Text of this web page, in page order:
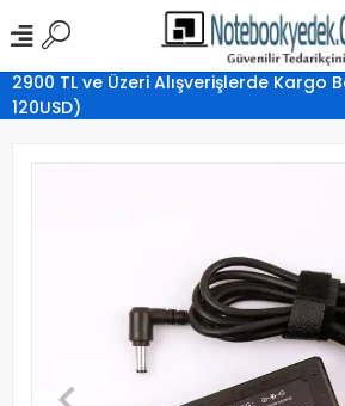
2900 TL ve Üzeri Alışverişlerde Kargo
120USD)